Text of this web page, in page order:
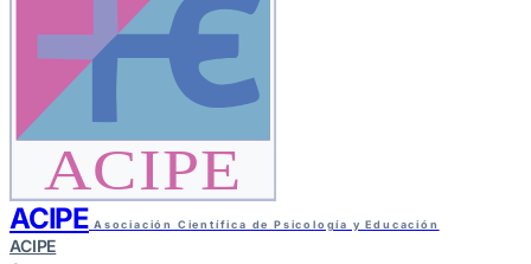
ACIPE
ACIPE Asociación Científica de Psicología y Educación
ACIPE